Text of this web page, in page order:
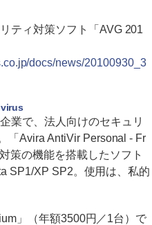
ティ対策ソフト「AVG 201
docs/news/20100930_3
業で、法人向けのセキュリ
「Avira AntiVir Personal - Fr
策の機能を搭載したソフト
SP1/XP SP2。使用は、私的
」（年額3500円／1台）で